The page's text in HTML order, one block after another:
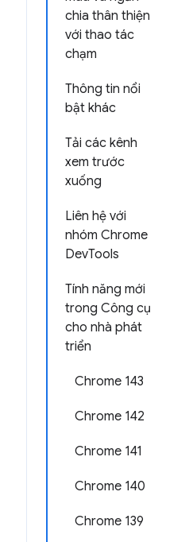
chia thân thiện
với thao tác
chạm
Thông tin nổi
bật khác
Tải các kênh
xem trước
xuống
Liên hệ với
nhóm Chrome
DevTools
Tính năng mới
trong Công cụ
cho nhà phát
triển
Chrome 143
Chrome 142
Chrome 141
Chrome 140
Chrome 139